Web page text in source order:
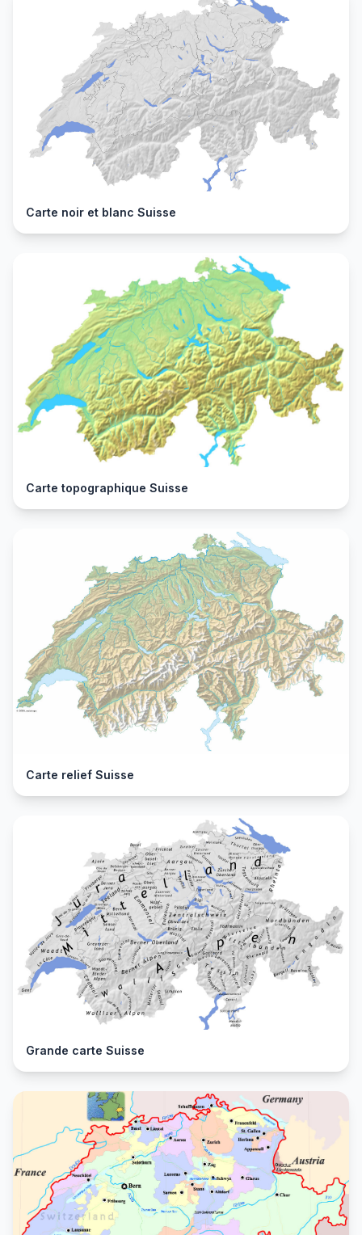
Carte noir et blanc Suisse
Carte topographique Suisse
Carte relief Suisse
Grande carte Suisse